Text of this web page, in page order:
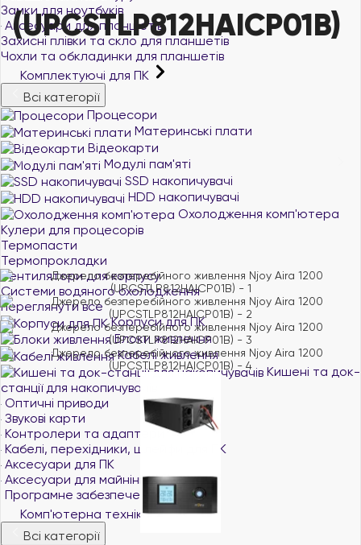
Замки для ноутбуків
Аксесуари для планшетів
Захисні плівки та скло для планшетів
Чохли та обкладинки для планшетів
Комплектуючі для ПК
Всі категорії
Процесори
Материнські плати
Відеокарти
Модулі пам'яті
SSD накопичувачі
HDD накопичувачі
Охолодження комп'ютера
Кулери для процесорів
Термопасти
Термопрокладки
Вентилятори для корпусу
Системи водяного охолодження
переглянути все
Корпуси для ПК
Блоки живлення
Кабелі живлення
Кишені та док-
станції для накопичувачів
Оптичні приводи
Звукові карти
Контролери та адаптери
Кабелі, перехідники, шлейфи для ПК
Аксесуари для ПК
Аксесуари для майнінгу
Програмне забезпечення
Комп'ютерна техніка
Всі категорії
(UPCSTLP812HAICP01B)